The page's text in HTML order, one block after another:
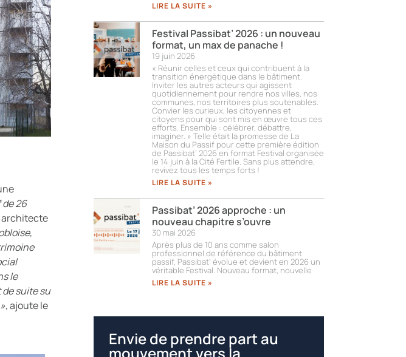
de 26
architecte
le
suite su
, ajoute le
LIRE LA SUITE »
Festival Passibat’ 2026 : un nouveau
format, un max de panache !
19 juin 2026
« Réunir celles et ceux qui contribuent à la
transition énergétique dans le bâtiment.
Inviter les autres acteurs qui agissent
quotidiennement pour rendre nos villes, nos
communes, nos territoires plus soutenables.
Convier les curieux, les citoyennes et
citoyens pour qui sont mis en œuvre tous ces
efforts. Ensemble : célébrer, débattre,
imaginer. » Telle était la promesse de La
Maison du Passif pour cette première édition
de Passibat’ 2026 en format Festival organisée
le 14 juin à la Cité Fertile. Sans plus attendre,
revivez tous les temps forts !​
LIRE LA SUITE »
Passibat’ 2026 approche : un
nouveau chapitre s’ouvre
30 mai 2026
Après plus de 10 ans comme salon
professionnel de référence du bâtiment
passif, Passibat’ évolue et devient en 2026 un
véritable Festival. Nouveau format, nouvelle
LIRE LA SUITE »
Envie de prendre part au